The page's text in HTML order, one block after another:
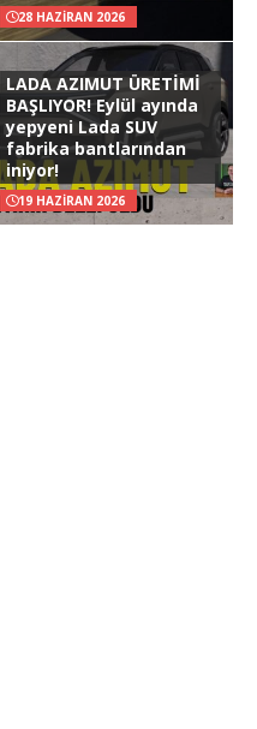
28 HAZIRAN 2026
LADA AZIMUT ÜRETİMİ
BAŞLIYOR! Eylül ayında
yepyeni Lada SUV
fabrika bantlarından
iniyor!
19 HAZIRAN 2026